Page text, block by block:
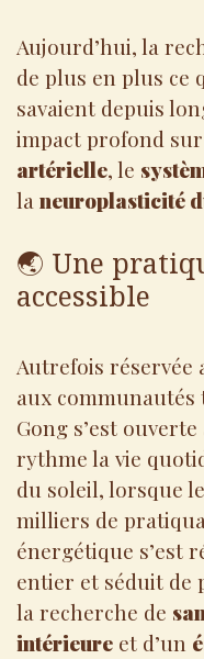
Aujourd’hui, la
de plus en plus ce
savaient depuis
impact profond
artérielle, le
la neuroplasticité
🌏 Une
accessible
Autrefois réservée
aux communautés
Gong s’est
rythme la vie
du soleil, lorsque
milliers de
énergétique s’est
entier et séduit de
la recherche de
intérieure et d’un